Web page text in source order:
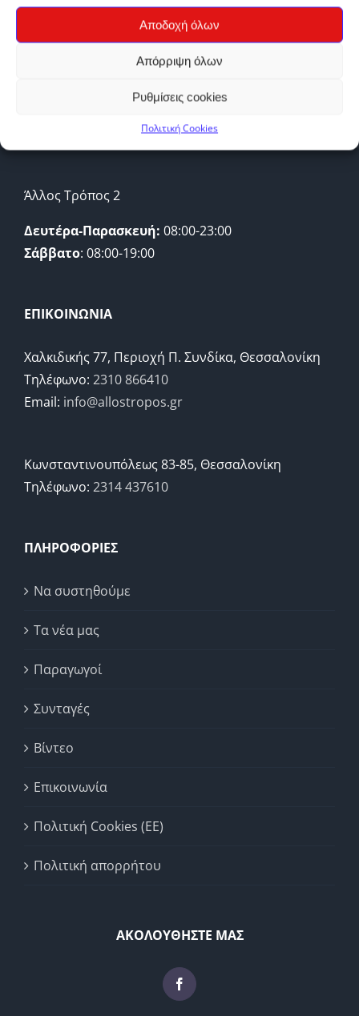
Αποδοχή όλων
Απόρριψη όλων
Ρυθμίσεις cookies
Πολιτική Cookies
ΩΡΑΡΙΟ ΛΕΙΤΟΥΡΓΙΑΣ
: 09:00-17:00
Άλλος Τρόπος 2
Δευτέρα-Παρασκευή: 08:00-23:00
Σάββατο: 08:00-19:00
ΕΠΙΚΟΙΝΩΝΙΑ
Χαλκιδικής 77, Περιοχή Π. Συνδίκα, Θεσσαλονίκη
Τηλέφωνο: 2310 866410
Email: info@allostropos.gr
Κωνσταντινουπόλεως 83-85, Θεσσαλονίκη
Τηλέφωνο: 2314 437610
ΠΛΗΡΟΦΟΡΙΕΣ
Να συστηθούμε
Τα νέα μας
Παραγωγοί
Συνταγές
Βίντεο
Επικοινωνία
Πολιτική Cookies (ΕΕ)
Πολιτική απορρήτου
ΑΚΟΛΟΥΘΗΣΤΕ ΜΑΣ